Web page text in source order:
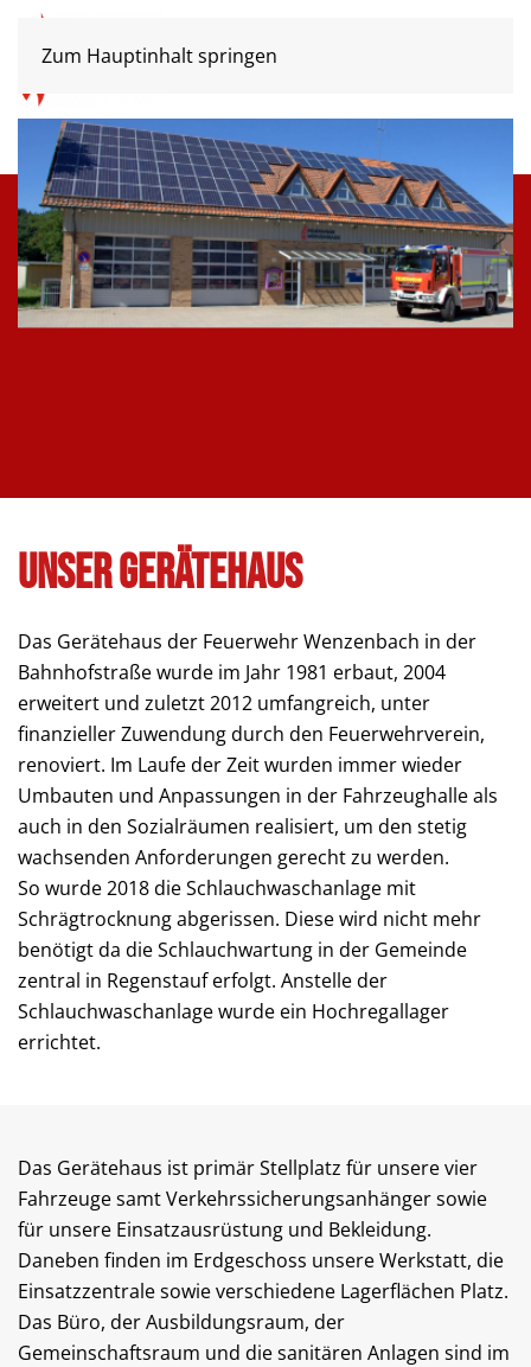
Zum Hauptinhalt springen
Unser Gerätehaus
Das Gerätehaus der Feuerwehr Wenzenbach in der
Bahnhofstraße wurde im Jahr 1981 erbaut, 2004
erweitert und zuletzt 2012 umfangreich, unter
finanzieller Zuwendung durch den Feuerwehrverein,
renoviert. Im Laufe der Zeit wurden immer wieder
Umbauten und Anpassungen in der Fahrzeughalle als
auch in den Sozialräumen realisiert, um den stetig
wachsenden Anforderungen gerecht zu werden.
So wurde 2018 die Schlauchwaschanlage mit
Schrägtrocknung abgerissen. Diese wird nicht mehr
benötigt da die Schlauchwartung in der Gemeinde
zentral in Regenstauf erfolgt. Anstelle der
Schlauchwaschanlage wurde ein Hochregallager
errichtet.
Das Gerätehaus ist primär Stellplatz für unsere vier
Fahrzeuge samt Verkehrssicherungsanhänger sowie
für unsere Einsatzausrüstung und Bekleidung.
Daneben finden im Erdgeschoss unsere Werkstatt, die
Einsatzzentrale sowie verschiedene Lagerflächen Platz.
Das Büro, der Ausbildungsraum, der
Gemeinschaftsraum und die sanitären Anlagen sind im